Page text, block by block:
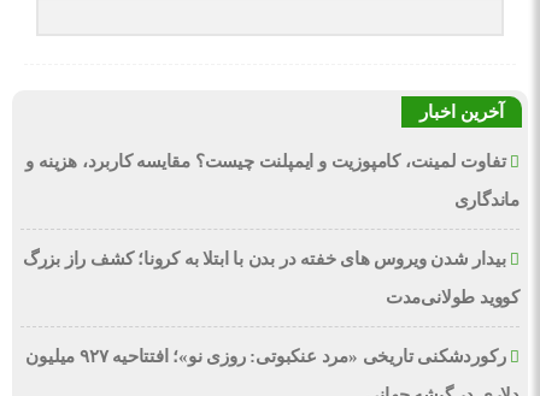
آخرین اخبار
تفاوت لمینت، کامپوزیت و ایمپلنت چیست؟ مقایسه کاربرد، هزینه و
ماندگاری
بیدار شدن ویروس‌ های خفته در بدن با ابتلا به کرونا؛ کشف راز بزرگ
کووید طولانی‌مدت
رکوردشکنی تاریخی «مرد عنکبوتی: روزی نو»؛ افتتاحیه ۹۲۷ میلیون